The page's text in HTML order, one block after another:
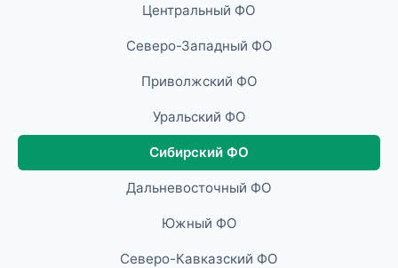
Центральный ФО
Северо-Западный ФО
Приволжский ФО
Уральский ФО
Сибирский ФО
Дальневосточный ФО
Южный ФО
Северо-Кавказский ФО